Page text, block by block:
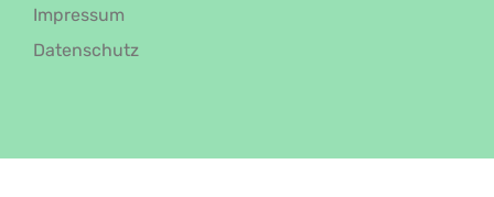
Impressum
Datenschutz